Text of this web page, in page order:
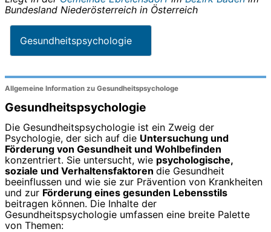
Bundesland Niederösterreich in Österreich
Gesundheitspsychologie
Allgemeine Information zu Gesundheitspsychologe
Gesundheitspsychologie
Die Gesundheitspsychologie ist ein Zweig der
Psychologie, der sich auf die Untersuchung und
Förderung von Gesundheit und Wohlbefinden
konzentriert. Sie untersucht, wie psychologische,
soziale und Verhaltensfaktoren die Gesundheit
beeinflussen und wie sie zur Prävention von Krankheiten
und zur Förderung eines gesunden Lebensstils
beitragen können. Die Inhalte der
Gesundheitspsychologie umfassen eine breite Palette
von Themen: